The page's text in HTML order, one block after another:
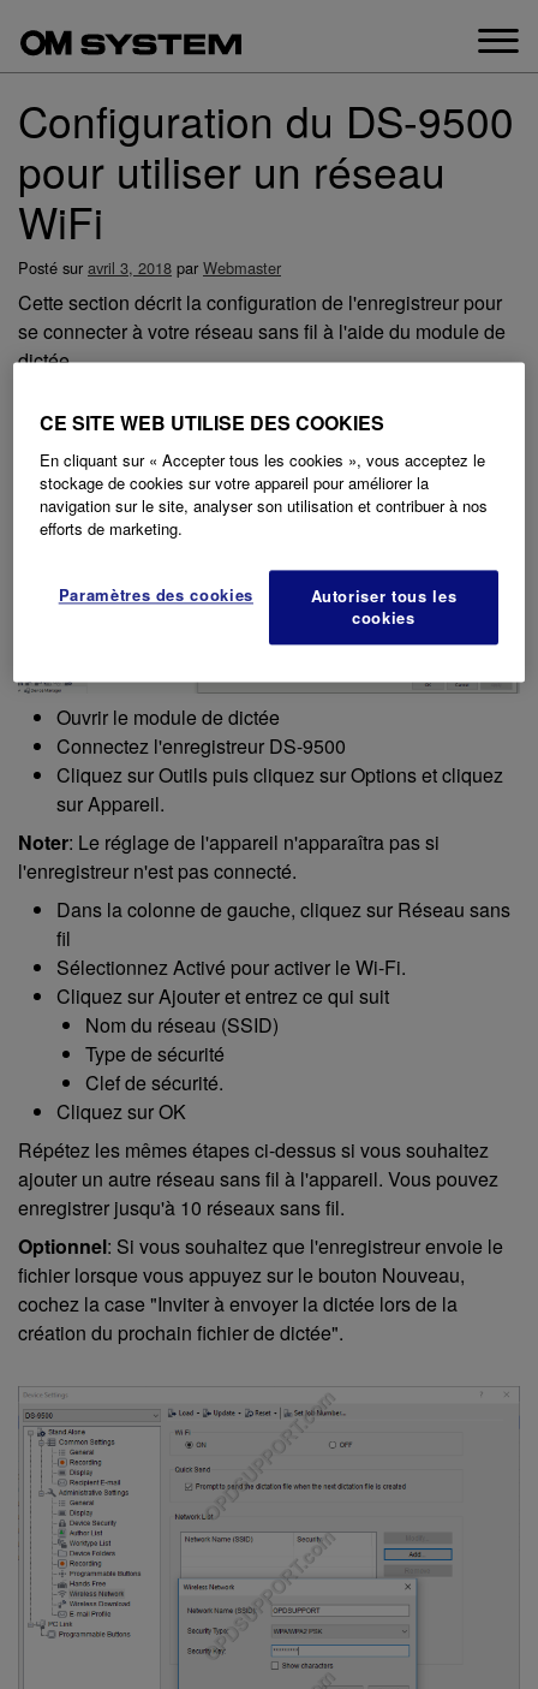
contenu
Configuration du DS-9500
pour utiliser un réseau
WiFi
Posté sur avril 3, 2018 par Webmaster
Cette section décrit la configuration de l'enregistreur pour
se connecter à votre réseau sans fil à l'aide du module de
dictée.
Ouvrir le module de dictée
Connectez l'enregistreur DS-9500
Cliquez sur Outils puis cliquez sur Options et cliquez
sur Appareil.
Noter: Le réglage de l'appareil n'apparaîtra pas si
l'enregistreur n'est pas connecté.
Dans la colonne de gauche, cliquez sur Réseau sans
fil
Sélectionnez Activé pour activer le Wi-Fi.
Cliquez sur Ajouter et entrez ce qui suit
Nom du réseau (SSID)
Type de sécurité
Clef de sécurité.
Cliquez sur OK
Répétez les mêmes étapes ci-dessus si vous souhaitez
ajouter un autre réseau sans fil à l'appareil. Vous pouvez
enregistrer jusqu'à 10 réseaux sans fil.
Optionnel: Si vous souhaitez que l'enregistreur envoie le
fichier lorsque vous appuyez sur le bouton Nouveau,
cochez la case "Inviter à envoyer la dictée lors de la
création du prochain fichier de dictée".
CE SITE WEB UTILISE DES COOKIES
En cliquant sur « Accepter tous les cookies », vous acceptez le
stockage de cookies sur votre appareil pour améliorer la
navigation sur le site, analyser son utilisation et contribuer à nos
efforts de marketing.
Paramètres des cookies
Autoriser tous les
cookies